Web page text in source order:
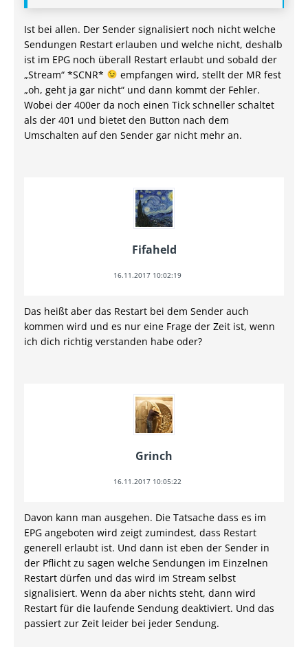
Ist bei allen. Der Sender signalisiert noch nicht welche
Sendungen Restart erlauben und welche nicht, deshalb
ist im EPG noch überall Restart erlaubt und sobald der
„Stream“ *SCNR*
empfangen wird, stellt der MR fest
„oh, geht ja gar nicht“ und dann kommt der Fehler.
Wobei der 400er da noch einen Tick schneller schaltet
als der 401 und bietet den Button nach dem
Umschalten auf den Sender gar nicht mehr an.
Fifaheld
16.11.2017 10:02:19
Das heißt aber das Restart bei dem Sender auch
kommen wird und es nur eine Frage der Zeit ist, wenn
ich dich richtig verstanden habe oder?
Grinch
16.11.2017 10:05:22
Davon kann man ausgehen. Die Tatsache dass es im
EPG angeboten wird zeigt zumindest, dass Restart
generell erlaubt ist. Und dann ist eben der Sender in
der Pflicht zu sagen welche Sendungen im Einzelnen
Restart dürfen und das wird im Stream selbst
signalisiert. Wenn da aber nichts steht, dann wird
Restart für die laufende Sendung deaktiviert. Und das
passiert zur Zeit leider bei jeder Sendung.